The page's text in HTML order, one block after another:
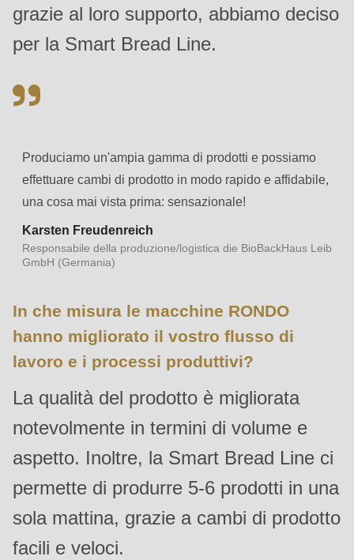
string
is
in
Drupal\rondo_contact\ContactService-
{closure}
()
(line
modules/custom/rondo_contact/src/ContactService.php
Deprecated
null
parameter
#1
($string)
type
string
grazie al loro supporto, abbiamo deciso
per la Smart Bread Line.
Produciamo un'ampia gamma di prodotti e possiamo
effettuare cambi di prodotto in modo rapido e affidabile,
una cosa mai vista prima: sensazionale!
Karsten Freudenreich
Responsabile della produzione/logistica die BioBackHaus Leib
GmbH (Germania)
In che misura le macchine RONDO
hanno migliorato il vostro flusso di
lavoro e i processi produttivi?
La qualità del prodotto è migliorata
notevolmente in termini di volume e
aspetto. Inoltre, la Smart Bread Line ci
permette di produrre 5-6 prodotti in una
sola mattina, grazie a cambi di prodotto
facili e veloci.